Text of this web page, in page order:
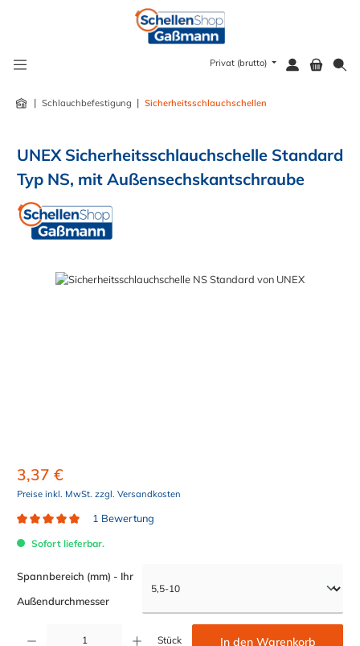
Privat (brutto)
| Schlauchbefestigung | Sicherheitsschlauchschellen
UNEX Sicherheitsschlauchschelle Standard
Typ NS, mit Außensechskantschraube
Bildergalerie überspringen
3,37 €
Preise inkl. MwSt. zzgl. Versandkosten
1 Bewertung
Sofort lieferbar.
Spannbereich (mm) - Ihr
Außendurchmesserauswählen
Produkt Anzahl: Gib den gewünschten Wert ein oder benutze die Schaltflächen um die Anzahl
Stück In den Warenkorb